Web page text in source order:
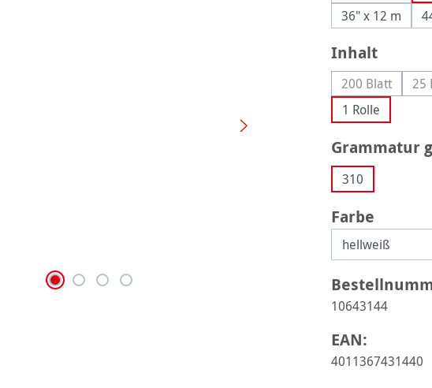
36" x 12 m
Inhalt
200 Blatt
(Diese 25
1 Rolle
Grammatur
310
Farbe
10643144
EAN:
4011367431440